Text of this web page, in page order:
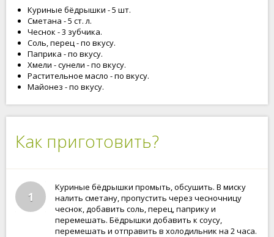
Куриные бёдрышки - 5 шт.
Сметана - 5 ст. л.
Чеснок - 3 зубчика.
Соль, перец - по вкусу.
Паприка - по вкусу.
Хмели - сунели - по вкусу.
Растительное масло - по вкусу.
Майонез - по вкусу.
Как приготовить?
1
Куриные бёдрышки промыть, обсушить. В миску
налить сметану, пропустить через чесночницу
чеснок, добавить соль, перец, паприку и
перемешать. Бёдрышки добавить к соусу,
перемешать и отправить в холодильник на 2 часа.